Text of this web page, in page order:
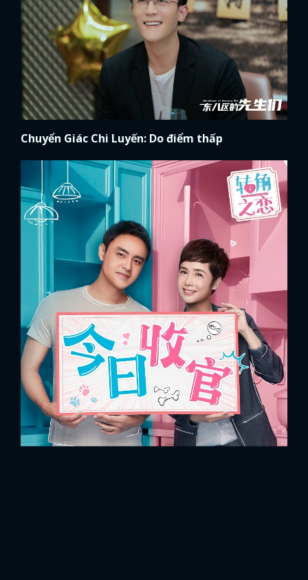
Chuyển Giác Chi Luyến: Do điểm thấp